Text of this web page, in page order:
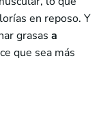
en reposo. Y
grasas a
que sea más